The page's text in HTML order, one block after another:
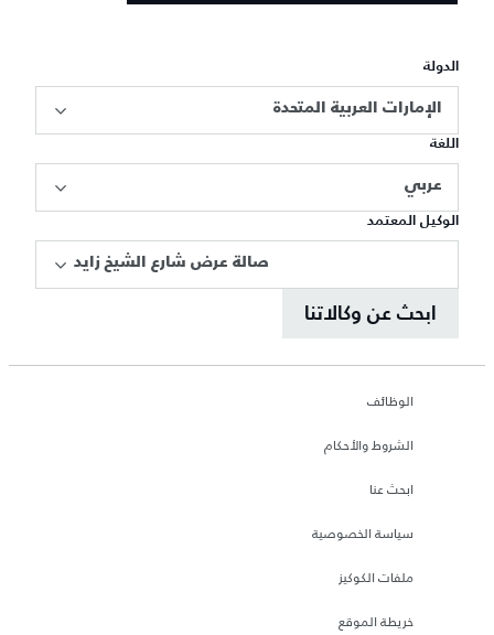
الدولة
الإمارات العربية المتحدة
اللغة
عربي
الوكيل المعتمد
صالة عرض شارع الشيخ زايد
ابحث عن وكالاتنا
الوظائف
الشروط والأحكام
ابحث عنا
سياسة الخصوصية
ملفات الكوكيز
خريطة الموقع